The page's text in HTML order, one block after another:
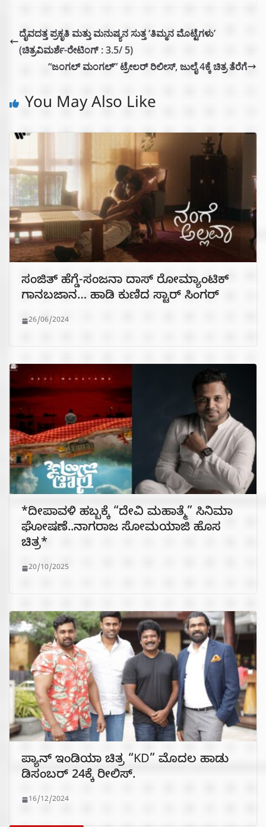
ದೈವದತ್ತ ಪ್ರಕೃತಿ ಮತ್ತು ಮನುಷ್ಯನ ಸುತ್ತ ‘ತಿಮ್ಮನ ಮೊಟ್ಟೆಗಳು’
(ಚಿತ್ರವಿಮರ್ಶೆ-ರೇಟಿಂಗ್ : 3.5/ 5)
“ಜಂಗಲ್ ಮಂಗಲ್” ಟ್ರೇಲರ್ ರಿಲೀಸ್, ಜುಲೈ 4ಕ್ಕೆ ಚಿತ್ರ ತೆರೆಗೆ
You May Also Like
ಸಂಜಿತ್ ಹೆಗ್ಡೆ-ಸಂಜನಾ ದಾಸ್ ರೋಮ್ಯಾಂಟಿಕ್
ಗಾನಬಜಾನ… ಹಾಡಿ ಕುಣಿದ ಸ್ಟಾರ್ ಸಿಂಗರ್
26/06/2024
*ದೀಪಾವಳಿ ಹಬ್ಬಕ್ಕೆ “ದೇವಿ ಮಹಾತ್ಮೆ” ಸಿನಿಮಾ
ಘೋಷಣೆ..ನಾಗರಾಜ ಸೋಮಯಾಜಿ ಹೊಸ
ಚಿತ್ರ*
20/10/2025
ಪ್ಯಾನ್ ಇಂಡಿಯಾ ಚಿತ್ರ “KD” ಮೊದಲ ಹಾಡು
ಡಿಸಂಬರ್ 24ಕ್ಕೆ ರೀಲಿಸ್.
16/12/2024